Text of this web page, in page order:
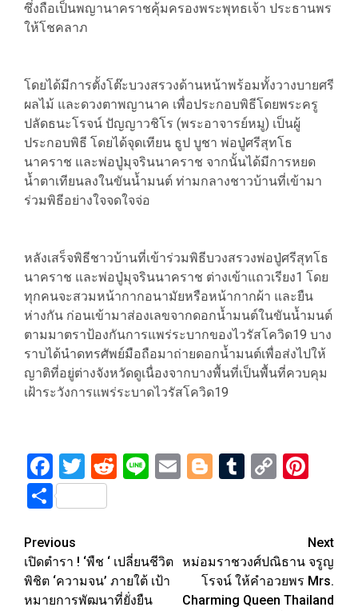
ซึ่งถือเป็นพญานาคราชคุ้มครองพระพุทธเจ้า ประธานพร
ให้โชคลาภ
โดยได้มีการตั้งโต๊ะบวงสรวงด้านหน้าพร้อมทั้งวางบายศรี
ผลไม้ และดวงตาพญานาค เพื่อประกอบพิธีโดยพระครู
ปลัดธนะโรจน์ ปัญญาวชิโร (พระอาจารย์หมู) เป็นผู้
ประกอบพิธี โดยได้จุดเทียน ธูป บูชา พ่อปู่ศรีสุทโธ
นาคราช และพ่อปู่มุจรินนาคราช จากนั้นได้มีการหยด
น้ำตาเทียนลงในขันน้ำมนต์ ท่ามกลางชาวบ้านที่เข้ามา
ร่วมพิธีอย่างใจจดใจจ่อ
หลังเสร็จพิธีชาวบ้านที่เข้าร่วมพิธีบวงสรวงพ่อปู่ศรีสุทโธ
นาคราช และพ่อปู่มุจรินนาคราช ต่างเข้าแถวเรียง1 โดย
ทุกคนจะสวมหน้ากากอนามัยหรือหน้ากากผ้า และยืน
ห่างกัน ก่อนเข้ามาส่องเลขจากดอกน้ำมนต์ในขันน้ำมนต์
ตามมาตราป้องกันการแพร่ระบากของไวรัสโควิด19 บาง
ราบได้นำดทรศัพย์มือถือมาถ่ายดอกน้ำมนต์เพื่อส่งไปให้
ญาติที่อยู่ต่างจังหวัดดูเนื่องจากบางพื้นที่เป็นพื้นที่ควบคุม
เฝ้าระวังการแพร่ระบาดไวรัสโควิด19
Facebook
Twitter
Reddit
LineEmailBlogger
Tumblr
Copy
Share
Post
navigation
Previous
เปิดตำรา ! ‘พืช ‘ เปลี่ยนชีวิต
พิชิต ‘ความจน’ ภายใต้ เป้า
หมายการพัฒนาที่ยั่งยืน
Next
หม่อมราชวงศ์ปณิธาน จรูญ
โรจน์ ให้คำอวยพร Mrs.
Charming Queen Thailand